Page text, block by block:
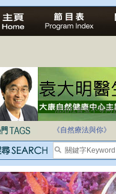
法治社會並不等同
自家教育合法化-
《自然療法與你》